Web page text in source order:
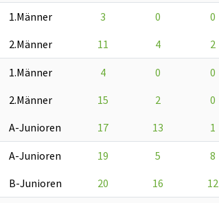
1.Männer 3 0 0
2.Männer
11 4 2
1.Männer 4 0 0
2.Männer
15 2 0
A-Junioren
17 13 1
A-Junioren 19 5 8
B-Junioren
20 16 12